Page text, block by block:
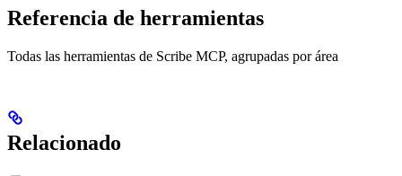
Referencia de herramientas
Todas las herramientas de Scribe MCP, agrupadas por área
Relacionado